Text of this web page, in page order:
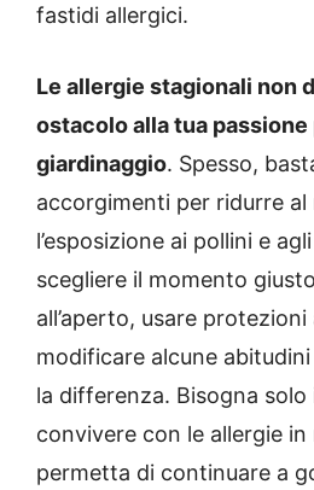
fastidi allergici.
Le allergie stagionali non
ostacolo alla tua passione
giardinaggio. Spesso,
accorgimenti per ridurre al
l’esposizione ai pollini e
scegliere il momento
all’aperto, usare
modificare alcune
la differenza. Bisogna solo
convivere con le allergie
permetta di continuare a